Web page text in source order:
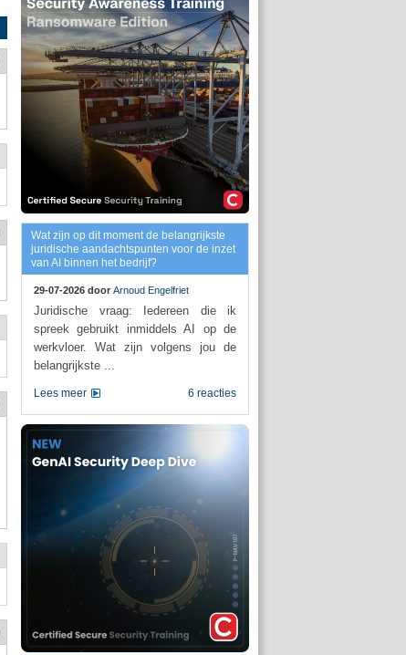
Wat zijn op dit moment de belangrijkste
juridische aandachtspunten voor de inzet
van AI binnen het bedrijf?
29-07-2026 door Arnoud Engelfriet
Juridische vraag: Iedereen die ik
spreek gebruikt inmiddels AI op de
werkvloer. Wat zijn volgens jou de
belangrijkste ...
6 reacties
Lees meer